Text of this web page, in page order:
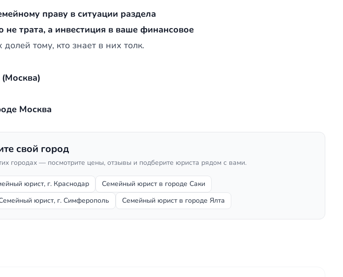
праву в ситуации раздела
трата, а инвестиция в ваше финансовое
тому, кто знает в них толк.
Москва
свой город
городах — посмотрите цены, отзывы и подберите юриста рядом с вами.
юрист, г. Краснодар
Семейный юрист в городе Саки
юрист, г. Симферополь Семейный юрист в городе Ялта